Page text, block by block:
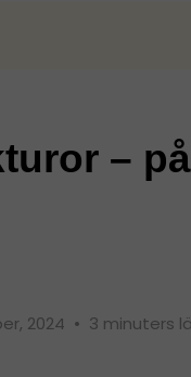
–
2024 • 3 minuters